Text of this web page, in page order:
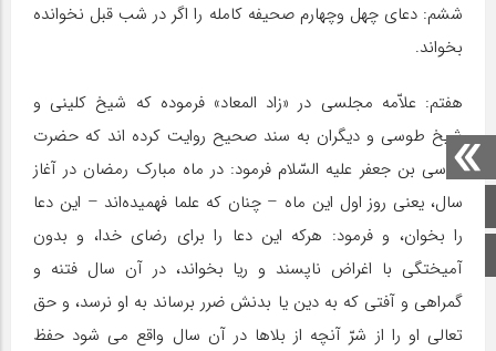
صفحه اصلی
اینستاگرام
ششم: دعاى چهل وچهارم صحیفه کامله را اگر در شب قبل نخوانده
بخواند.
هفتم: علاّمه مجلسى در «زاد المعاد» فرموده که شیخ کلینى و
شیخ طوسى و دیگران به سند صحیح روایت کرده اند که حضرت
موسى بن جعفر علیه السّلام فرمود: در ماه مبارک رمضان در آغاز
سال، یعنى روز اول این ماه – چنان که علما فهمیده‌اند – این دعا
را بخوان، و فرمود: هرکه این دعا را براى رضای خدا، و بدون
آمیختگى با اغراض ناپسند و ریا بخواند، در آن سال فتنه و
گمراهى و آفتى که به دین یا بدنش ضرر برساند به او نرسد، و حق
تعالى او را از شرّ آنچه از بلاها در آن سال واقع مى شود حفظ